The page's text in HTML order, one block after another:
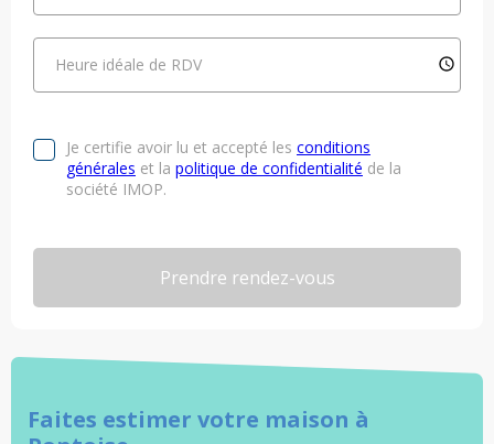
Faites estimer votre maison à
Heure idéale de RDV
Je certifie avoir lu et accepté les conditions
générales et la politique de confidentialité de la
société IMOP.